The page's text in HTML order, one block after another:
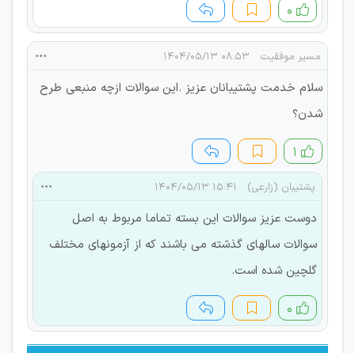
۰
مسیر موفقیت ۰۸:۵۳ ۱۴۰۴/۰۵/۱۳
سلام خدمت پشتیبانان عزیز .این سوالات ازچه منبعی طرح
شدن؟
۱
پشتیبان (زارعی) ۱۵:۴۱ ۱۴۰۴/۰۵/۱۳
دوست عزیز سوالات این بسته تماما مربوط به اصل
سوالات سالهای گذشته می باشند که از آزمونهای مختلف
گلچین شده است.
۰